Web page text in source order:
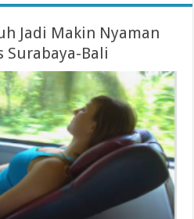
Jadi Makin Nyaman
Surabaya-Bali